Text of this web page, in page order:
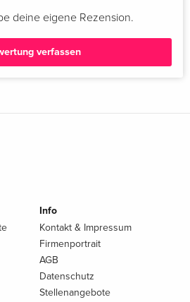
deine eigene Rezension.
verfassen
Info
Kontakt & Impressum
Firmenportrait
AGB
Datenschutz
Stellenangebote